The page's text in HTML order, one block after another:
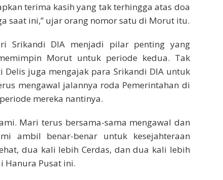
terima kasih yang tak terhingga atas doa
saat ini,” ujar orang nomor satu di Morut itu.
Srikandi DIA menjadi pilar penting yang
Morut untuk periode kedua. Tak
juga mengajak para Srikandi DIA untuk
mengawal jalannya roda Pemerintahan di
mereka nantinya.
Mari terus bersama-sama mengawal dan
ambil benar-benar untuk kesejahteraan
dua kali lebih Cerdas, dan dua kali lebih
Hanura Pusat ini.